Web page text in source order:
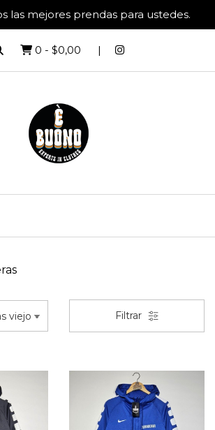
las mejores prendas para ustedes.
0 - $0,00
Filtrar